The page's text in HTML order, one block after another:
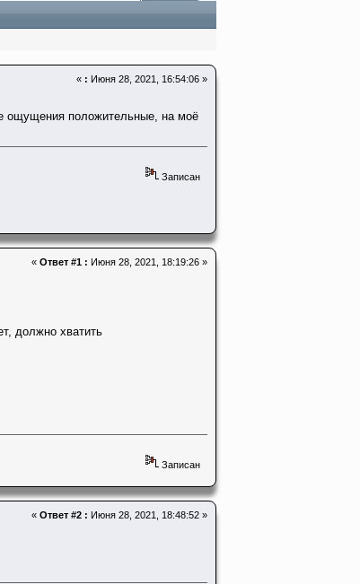
« : Июня 28, 2021, 16:54:06 »
ощущения положительные, на моё
Записан
« Ответ #1 : Июня 28, 2021, 18:19:26 »
должно хватить
Записан
« Ответ #2 : Июня 28, 2021, 18:48:52 »